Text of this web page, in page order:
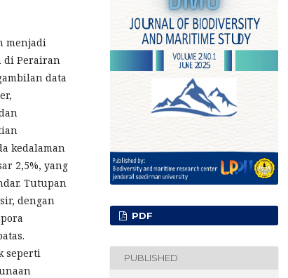
menjadi
di Perairan
data
kedalaman
2,5%, yang
Tutupan
dengan
seperti
PDF
PUBLISHED